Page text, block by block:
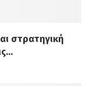
στρατηγική